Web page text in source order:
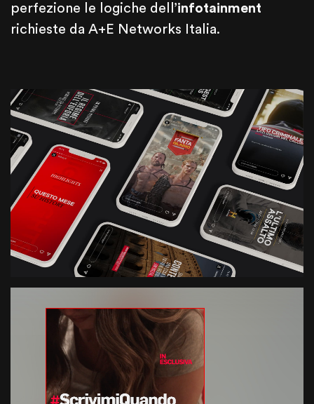
perfezione le logiche dell’infotainment
richieste da A+E Networks Italia.